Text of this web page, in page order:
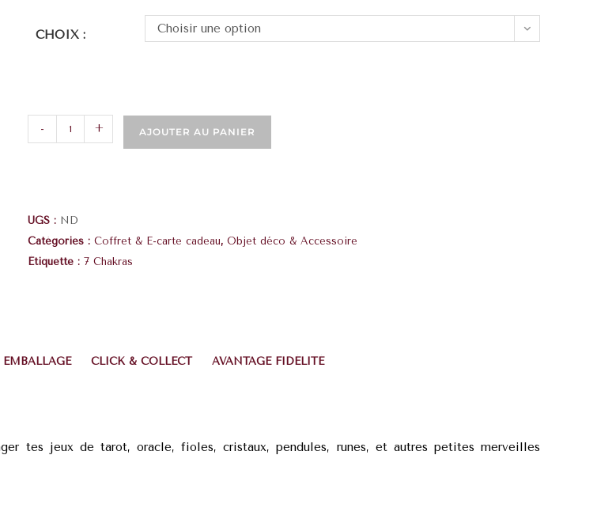
CHOIX : Choisir une option
- + AJOUTER AU PANIER
UGS : ND
Catégories : Coffret & E-carte cadeau, Objet déco & Accessoire
Étiquette : 7 Chakras
CLICK & COLLECT AVANTAGE FIDÉLITÉ
tes jeux de tarot, oracle, fioles, cristaux, pendules, runes, et autres petites merveilles